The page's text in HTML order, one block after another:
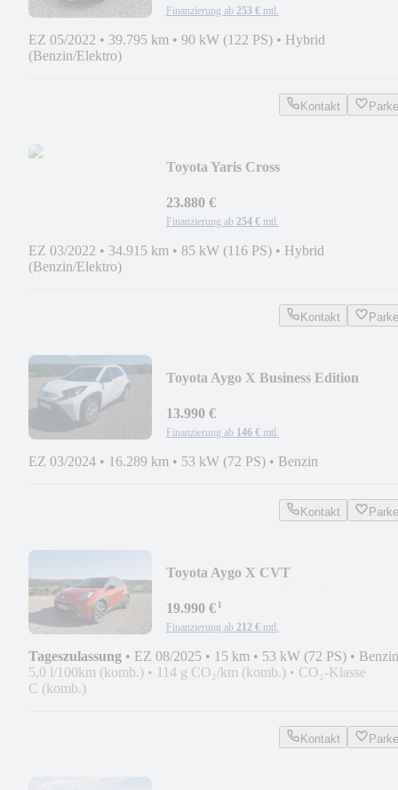
Finanzierung ab 253 € mtl.
EZ 05/2022 • 39.795 km • 90 kW (122 PS) • Hybrid
(Benzin/Elektro)
Kontakt
Toyota Yaris Cross
23.880 €
Finanzierung ab 254 € mtl.
EZ 03/2022 • 34.915 km • 85 kW (116 PS) • Hybrid
(Benzin/Elektro)
Kontakt
Toyota Aygo X Business Edition
13.990 €
Finanzierung ab 146 € mtl.
EZ 03/2024 • 16.289 km • 53 kW (72 PS) • Benzin
Kontakt
Toyota Aygo X CVT
19.990 €¹
Finanzierung ab 212 € mtl.
Tageszulassung • EZ 08/2025 • 15 km • 53 kW (72 PS) • Benzin
5,0 l/100km (komb.) • 114 g CO₂/km (komb.) • CO₂-Klasse
C (komb.)
Kontakt